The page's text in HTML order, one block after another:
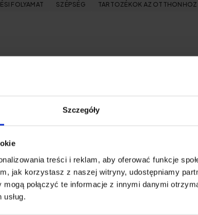
Szczegóły
treści i reklam, aby oferować funkcje
jak korzystasz z naszej witryny, udostępniamy
połączyć te informacje z innymi danymi
FOLYAMAT SZÉPSÉG TARTOZÉKOK AZ OTTHONHOZ